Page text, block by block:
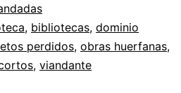
II
, bibliotecas, dominio
perdidos, obras huerfanas,
, viandante